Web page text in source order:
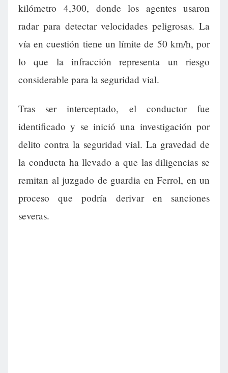
kilómetro 4,300, donde los agentes usaron
radar para detectar velocidades peligrosas. La
vía en cuestión tiene un límite de 50 km/h, por
lo que la infracción representa un riesgo
considerable para la seguridad vial.
Tras ser interceptado, el conductor fue
identificado y se inició una investigación por
delito contra la seguridad vial. La gravedad de
la conducta ha llevado a que las diligencias se
remitan al juzgado de guardia en Ferrol, en un
proceso que podría derivar en sanciones
severas.